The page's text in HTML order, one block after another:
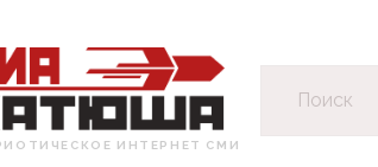
ИНТЕРНЕТ СМИ